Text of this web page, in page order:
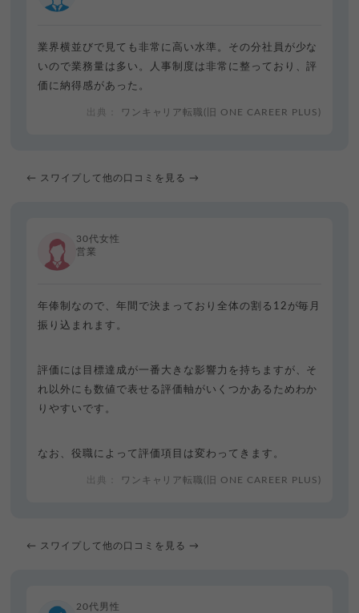
業界横並びで見ても非常に高い水準。その分社員が少な
いので業務量は多い。人事制度は非常に整っており、評
価に納得感があった。
ワンキャリア転職(旧 ONE CAREER PLUS)
← スワイプして他の口コミを見る →
30代女性
営業
年俸制なので、年間で決まっており全体の割る12が毎月
振り込まれます。
評価には目標達成が一番大きな影響力を持ちますが、そ
れ以外にも数値で表せる評価軸がいくつかあるためわか
りやすいです。
なお、役職によって評価項目は変わってきます。
ワンキャリア転職(旧 ONE CAREER PLUS)
← スワイプして他の口コミを見る →
20代男性